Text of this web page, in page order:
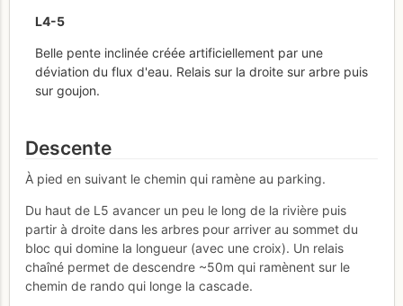
L4-5
Belle pente inclinée créée artificiellement par une
déviation du flux d'eau. Relais sur la droite sur arbre puis
sur goujon.
Descente
À pied en suivant le chemin qui ramène au parking.
Du haut de L5 avancer un peu le long de la rivière puis
partir à droite dans les arbres pour arriver au sommet du
bloc qui domine la longueur (avec une croix). Un relais
chaîné permet de descendre ~50m qui ramènent sur le
chemin de rando qui longe la cascade.